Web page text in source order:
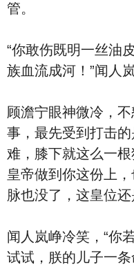
管。
“你敢伤既明一丝油
族血流成河！”闻人
顾澹宁眼神微冷，
事，最先受到打击
难，膝下就这么一
皇帝做到你这份上
脉也没了，这皇位
闻人岚峥冷笑，“你
试试，朕的儿子一